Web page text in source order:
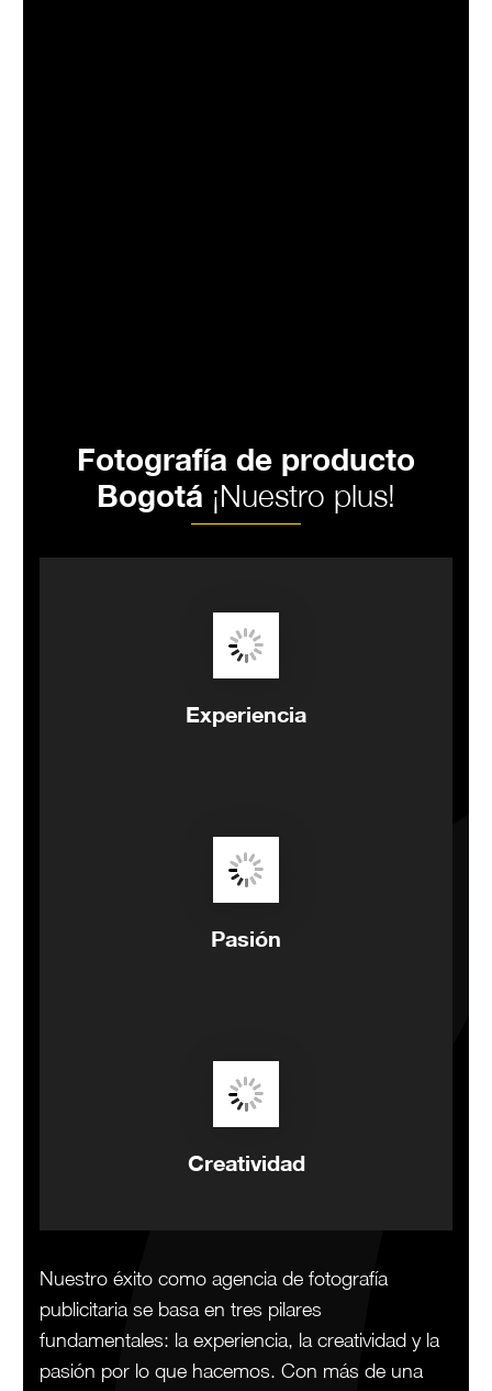
Fotografía de producto
Bogotá ¡Nuestro plus!
Experiencia
Pasión
Creatividad
Nuestro éxito como agencia de fotografía
publicitaria se basa en tres pilares
fundamentales: la experiencia, la creatividad y la
pasión por lo que hacemos. Con más de una